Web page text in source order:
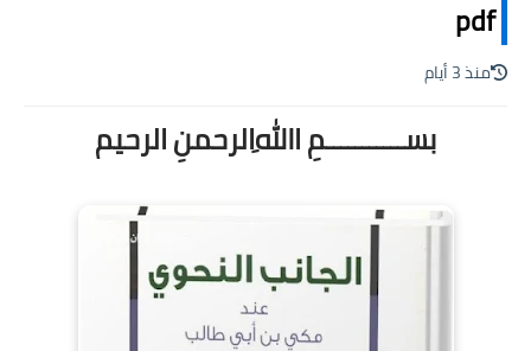
pdf
منذ 3 أيام
بســـــــــــمِ اﷲِالرحمنِ الرحيم